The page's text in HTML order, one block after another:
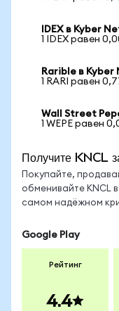
IDEX в Kyber
1 IDEX равен
Rarible в
1 RARI равен
Wall Street
1 WEPE равен
Получите KNCL
Покупайте,
обменивайте KNCL
самом надёжном
Google Play
Рейтинг
4.4